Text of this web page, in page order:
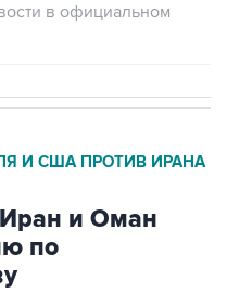
в официальном
И США ПРОТИВ ИРАНА
и Оман
по